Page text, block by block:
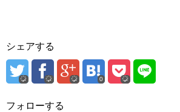
シェアする
0
フォローする